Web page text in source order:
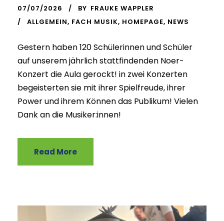
07/07/2026 BY FRAUKE WAPPLER
ALLGEMEIN, FACH MUSIK, HOMEPAGE, NEWS
Gestern haben 120 Schülerinnen und Schüler
auf unserem jährlich stattfindenden Noer-
Konzert die Aula gerockt! in zwei Konzerten
begeisterten sie mit ihrer Spielfreude, ihrer
Power und ihrem Können das Publikum! Vielen
Dank an die Musiker:innen!
Read More